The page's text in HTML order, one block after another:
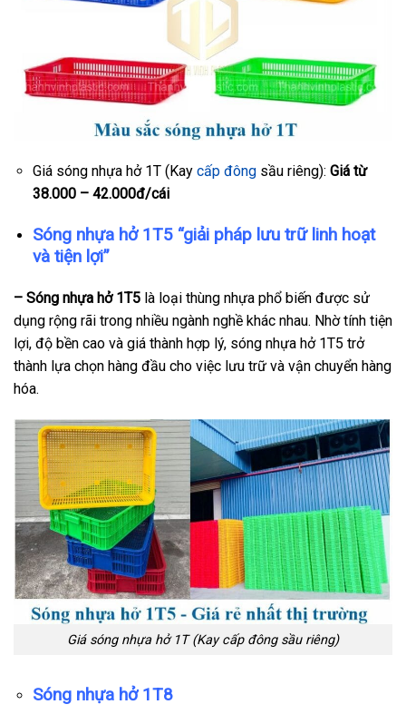
Giá sóng nhựa hở 1T (Kay cấp đôngsầu riêng): Giá từ
38.000 – 42.000đ/cái
Sóng nhựa hở 1T5“giải pháp lưu trữ linh hoạt
và tiện lợi”
– Sóng nhựa hở 1T5 là loại thùng nhựa phổ biến được sử
dụng rộng rãi trong nhiều ngành nghề khác nhau. Nhờ tính tiện
lợi, độ bền cao và giá thành hợp lý, sóng nhựa hở 1T5 trở
thành lựa chọn hàng đầu cho việc lưu trữ và vận chuyển hàng
hóa.
Giá sóng nhựa hở 1T (Kay cấp đông sầu riêng)
Sóng nhựa hở 1T8